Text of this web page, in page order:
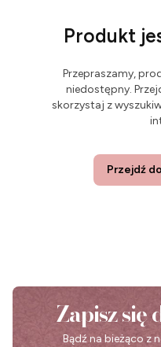
Produkt
Przepraszamy,
niedostępny.
skorzystaj z
Przejdź
Zapisz się
Bądź na bieżąco z